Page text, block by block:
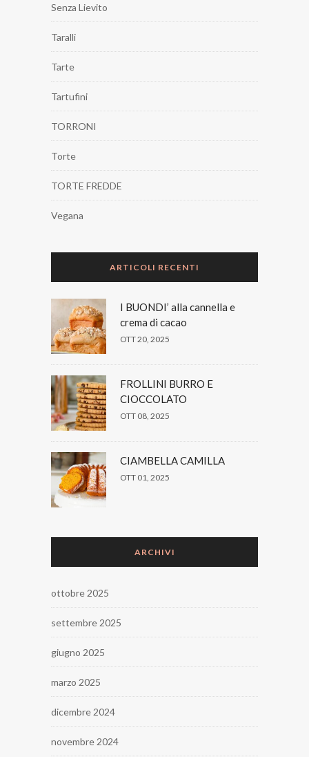
Senza Lievito
Taralli
Tarte
Tartufini
TORRONI
Torte
TORTE FREDDE
Vegana
ARTICOLI RECENTI
I BUONDI’ alla cannella e
crema di cacao
OTT 20, 2025
FROLLINI BURRO E
CIOCCOLATO
OTT 08, 2025
CIAMBELLA CAMILLA
OTT 01, 2025
ARCHIVI
ottobre 2025
settembre 2025
giugno 2025
marzo 2025
dicembre 2024
novembre 2024